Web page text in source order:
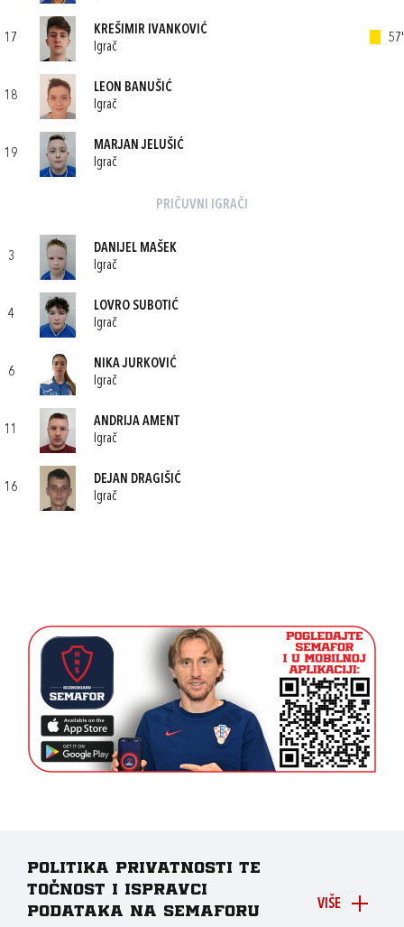
17
KREŠIMIR IVANKOVIĆ
Igrač
57'
18
LEON BANUŠIĆ
Igrač
19
MARJAN JELUŠIĆ
Igrač
PRIČUVNI IGRAČI
3
DANIJEL MAŠEK
Igrač
4
LOVRO SUBOTIĆ
Igrač
6
NIKA JURKOVIĆ
Igrač
11
ANDRIJA AMENT
Igrač
16
DEJAN DRAGIŠIĆ
Igrač
VIŠE
Politika privatnosti te
točnost i ispravci
podataka na Semaforu